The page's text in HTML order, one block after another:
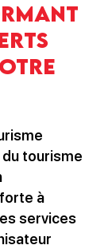
tourisme
à
services